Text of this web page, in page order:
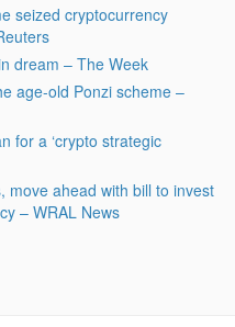
seized cryptocurrency
dream – The Week
age-old Ponzi scheme –
for a ‘crypto strategic
move ahead with bill to invest
– WRAL News